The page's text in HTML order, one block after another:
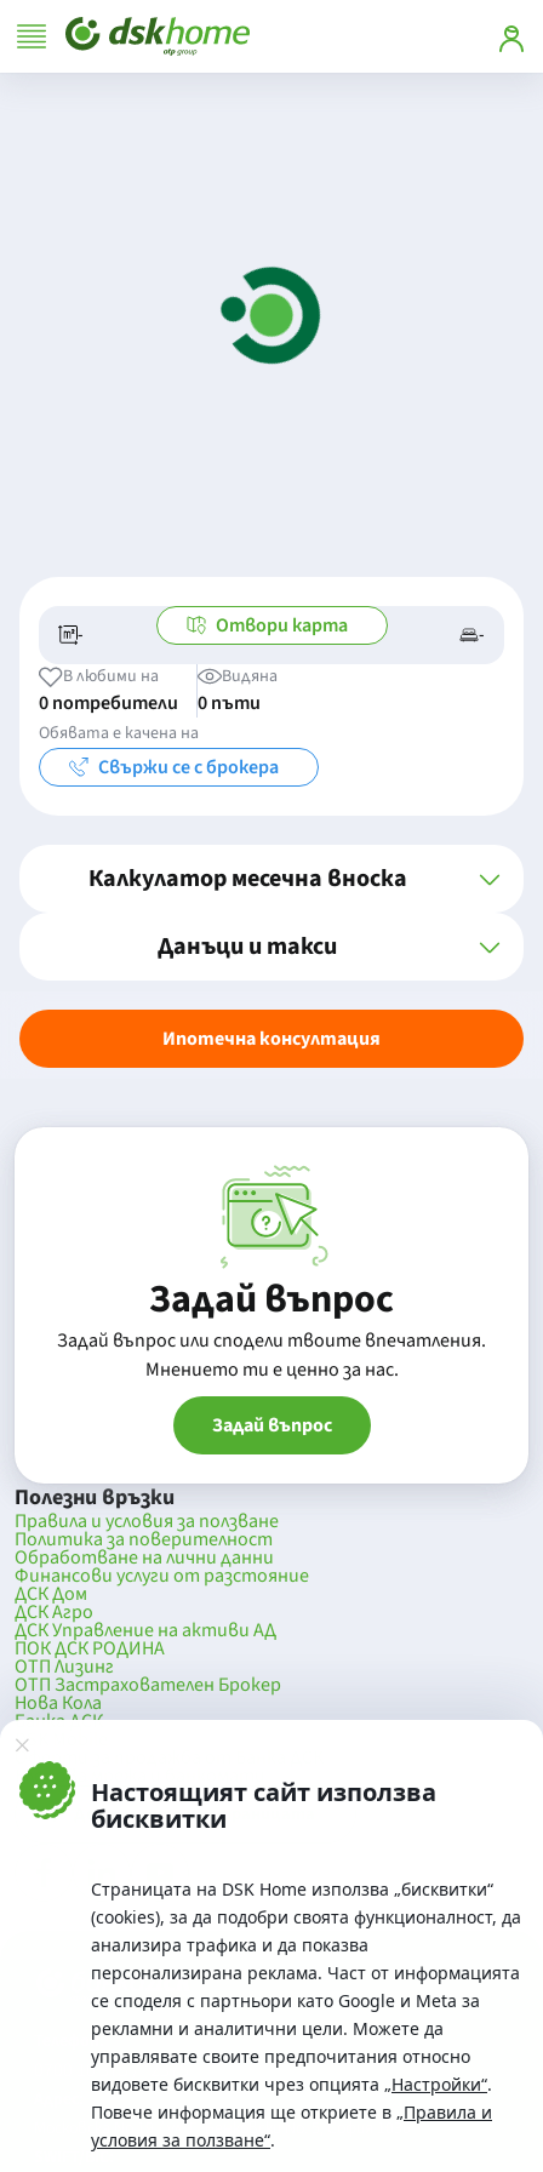
Настоящият сайт използва
бисквитки
Страницата на DSK Home използва „бисквитки“
(cookies), за да подобри своята функционалност, да
анализира трафика и да показва
персонализирана реклама. Част от информацията
се споделя с партньори като Google и Meta за
рекламни и аналитични цели. Можете да
управлявате своите предпочитания относно
видовете бисквитки чрез опцията „Настройки“.
Повече информация ще откриете в „Правила и
условия за ползване“.
- -/- -
Отвори карта
В любими на
0 потребители
Видяна
0 пъти
Обявата е качена на
Свържи се с брокера
Калкулатор месечна вноска
Данъци и такси
Ипотечна консултация
Задай въпрос
Задай въпрос или сподели твоите впечатления.
Mнението ти е ценно за нас.
Задай въпрос
Полезни връзки
Правила и условия за ползване
Политика за поверителност
Обработване на лични данни
Финансови услуги от разстояние
ДСК Дом
ДСК Агро
ДСК Управление на активи АД
ПОК ДСК РОДИНА
ОТП Лизинг
ОТП Застрахователен Брокер
Нова Кола
Банка ДСК
DSK Mobile
Оферти за продажба от Банка ДСК
Клонова мрежа и банкомати
До началото на страницата
Телефон:
0700 10 375 / *2375
Московска No.19 / ул. Г. Бенковски No. 5, София 1036
SWIFT/BIC: